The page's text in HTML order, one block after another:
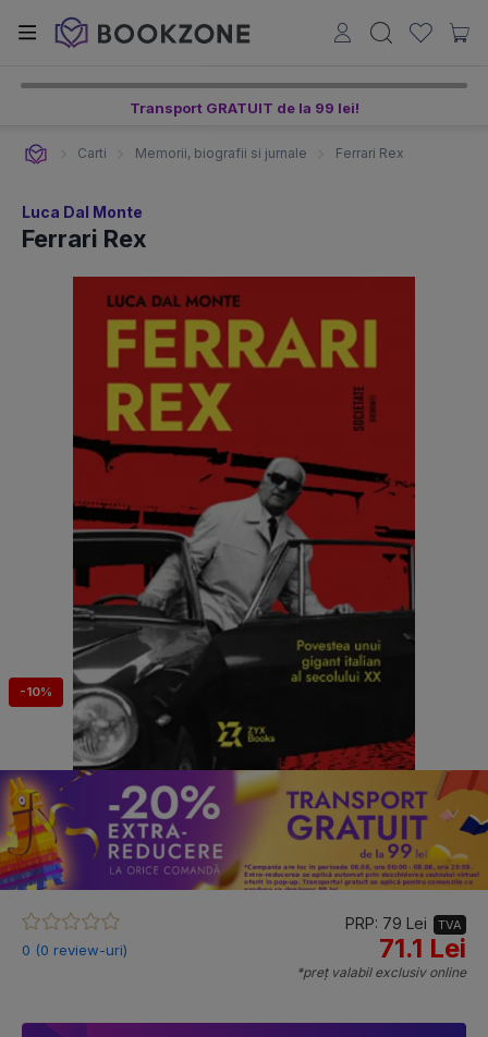
Transport GRATUIT de la 99 lei!
Carti Memorii, biografii si jurnale Ferrari Rex
Luca Dal Monte
Ferrari Rex
-10%
0 (0 review-uri)
PRP: 79 Lei TVA
71.1 Lei
*preț valabil exclusiv online